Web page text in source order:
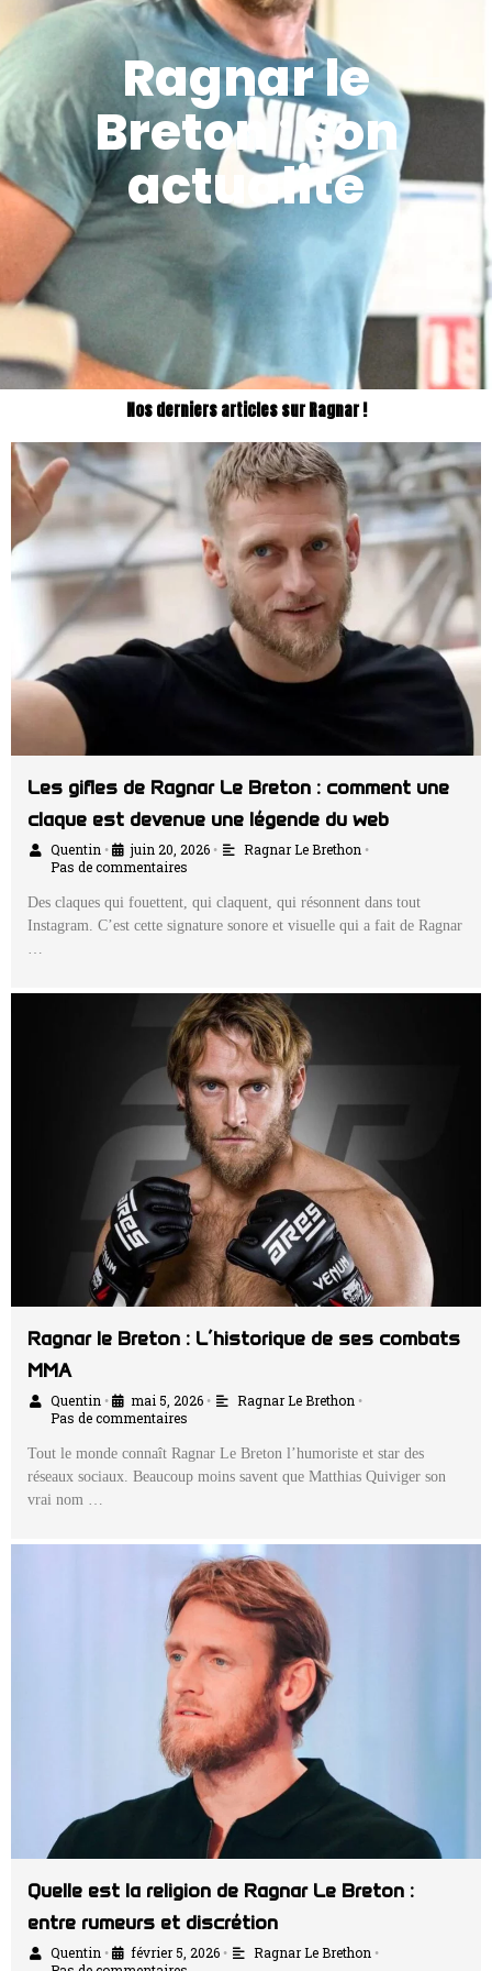
Ragnar le
Breton : Son
actualité
Nos derniers articles sur Ragnar !
Les gifles de Ragnar Le Breton : comment une
claque est devenue une légende du web
Quentin • juin 20, 2026 • Ragnar Le Brethon •
Pas de commentaires
Des claques qui fouettent, qui claquent, qui résonnent dans tout
Instagram. C’est cette signature sonore et visuelle qui a fait de Ragnar
Ragnar le Breton : L’historique de ses combats
MMA
Quentin • mai 5, 2026 • Ragnar Le Brethon •
Pas de commentaires
Tout le monde connaît Ragnar Le Breton l’humoriste et star des
réseaux sociaux. Beaucoup moins savent que Matthias Quiviger son
vrai nom …
Quelle est la religion de Ragnar Le Breton :
entre rumeurs et discrétion
Quentin • février 5, 2026 • Ragnar Le Brethon •